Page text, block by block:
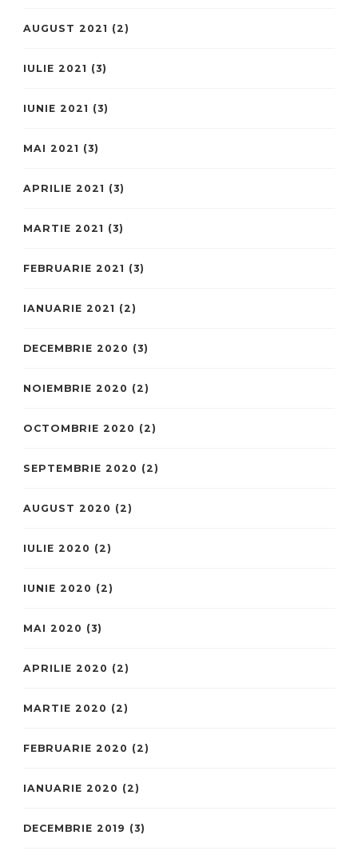
AUGUST 2021 (2)
IULIE 2021 (3)
IUNIE 2021 (3)
MAI 2021 (3)
APRILIE 2021 (3)
MARTIE 2021 (3)
FEBRUARIE 2021 (3)
IANUARIE 2021 (2)
DECEMBRIE 2020 (3)
NOIEMBRIE 2020 (2)
OCTOMBRIE 2020 (2)
SEPTEMBRIE 2020 (2)
AUGUST 2020 (2)
IULIE 2020 (2)
IUNIE 2020 (2)
MAI 2020 (3)
APRILIE 2020 (2)
MARTIE 2020 (2)
FEBRUARIE 2020 (2)
IANUARIE 2020 (2)
DECEMBRIE 2019 (3)